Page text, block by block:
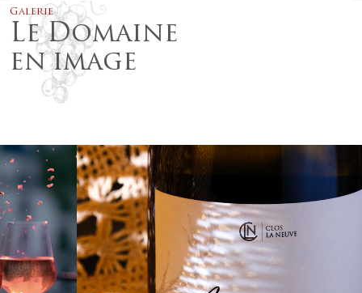
Galerie
Le Domaine
en image